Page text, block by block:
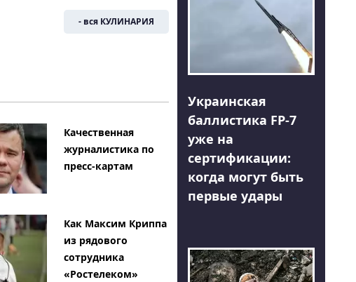
- вся КУЛИНАРИЯ
Качественная
журналистика по
пресс-картам
Как Максим Криппа
из рядового
сотрудника
«Ростелеком»
Украинская
баллистика FP-7
уже на
сертификации:
когда могут быть
первые удары